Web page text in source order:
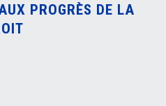
PROGRÈS DE LA